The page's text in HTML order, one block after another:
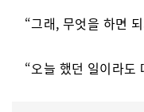
“그래, 무엇을 하면
“오늘 했던 일이라도